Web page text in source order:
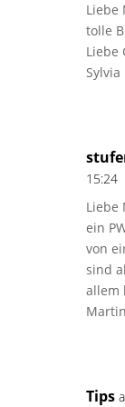
Liebe
tolle
Liebe
Sylvia
15:24
Liebe
ein
von
sind
allem
Tips